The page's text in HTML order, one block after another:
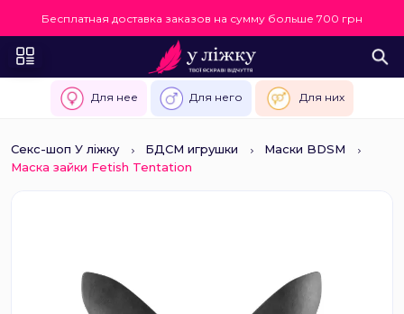
Бесплатная доставка заказов на сумму больше 700 грн
Для нее Для него Для них
Секс-шоп У ліжку БДСМ игрушки
Маски BDSM
Маска зайки Fetish Tentation